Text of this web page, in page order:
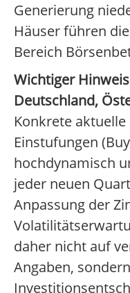
Generierung
Häuser führen
Bereich
Wichtiger
Deutschland,
Konkrete aktuelle
Einstufungen
hochdynamisch
jeder neuen
Anpassung der
daher nicht auf
Angaben,